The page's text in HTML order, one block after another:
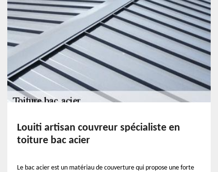
Louiti artisan couvreur spécialiste en
toiture bac acier
Le bac acier est un matériau de couverture qui propose une forte